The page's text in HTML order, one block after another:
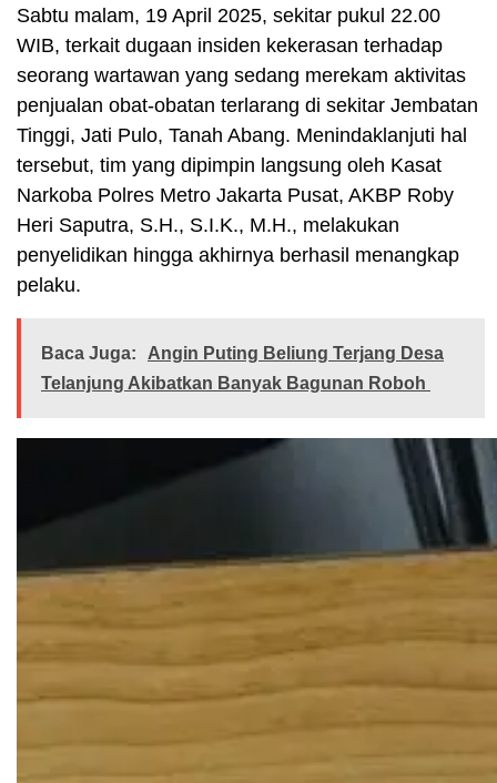
Sabtu malam, 19 April 2025, sekitar pukul 22.00
WIB, terkait dugaan insiden kekerasan terhadap
seorang wartawan yang sedang merekam aktivitas
penjualan obat-obatan terlarang di sekitar Jembatan
Tinggi, Jati Pulo, Tanah Abang. Menindaklanjuti hal
tersebut, tim yang dipimpin langsung oleh Kasat
Narkoba Polres Metro Jakarta Pusat, AKBP Roby
Heri Saputra, S.H., S.I.K., M.H., melakukan
penyelidikan hingga akhirnya berhasil menangkap
pelaku.
Baca Juga:
Angin Puting Beliung Terjang Desa
Telanjung Akibatkan Banyak Bagunan Roboh